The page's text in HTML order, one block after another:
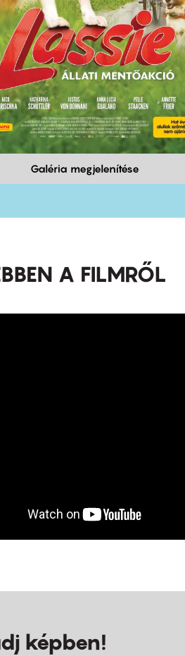
Galéria megjelenítése
A FILMRŐL
képben!